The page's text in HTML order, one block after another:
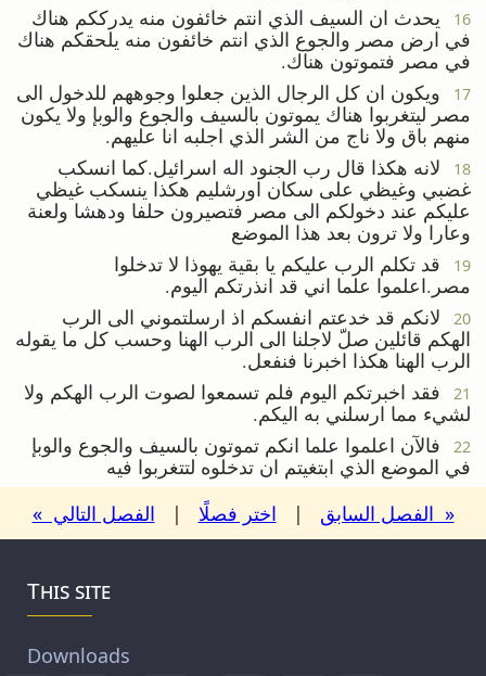
16
يحدث ان السيف الذي انتم خائفون منه يدرككم هناك
في ارض مصر والجوع الذي انتم خائفون منه يلحقكم هناك
في مصر فتموتون هناك.
17
ويكون ان كل الرجال الذين جعلوا وجوههم للدخول الى
مصر ليتغربوا هناك يموتون بالسيف والجوع والوبإ ولا يكون
منهم باق ولا ناج من الشر الذي اجلبه انا عليهم.
18
لانه هكذا قال رب الجنود اله اسرائيل.كما انسكب
غضبي وغيظي على سكان اورشليم هكذا ينسكب غيظي
عليكم عند دخولكم الى مصر فتصيرون حلفا ودهشا ولعنة
وعارا ولا ترون بعد هذا الموضع
19
قد تكلم الرب عليكم يا بقية يهوذا لا تدخلوا
مصر.اعلموا علما اني قد انذرتكم اليوم.
20
لانكم قد خدعتم انفسكم اذ ارسلتموني الى الرب
الهكم قائلين صلّ لاجلنا الى الرب الهنا وحسب كل ما يقوله
الرب الهنا هكذا اخبرنا فنفعل.
21
فقد اخبرتكم اليوم فلم تسمعوا لصوت الرب الهكم ولا
لشيء مما ارسلني به اليكم.
22
فالآن اعلموا علما انكم تموتون بالسيف والجوع والوبإ
في الموضع الذي ابتغيتم ان تدخلوه لتتغربوا فيه
« الفصل السابق | اختر فصلًا | الفصل التالي »
This site
Downloads